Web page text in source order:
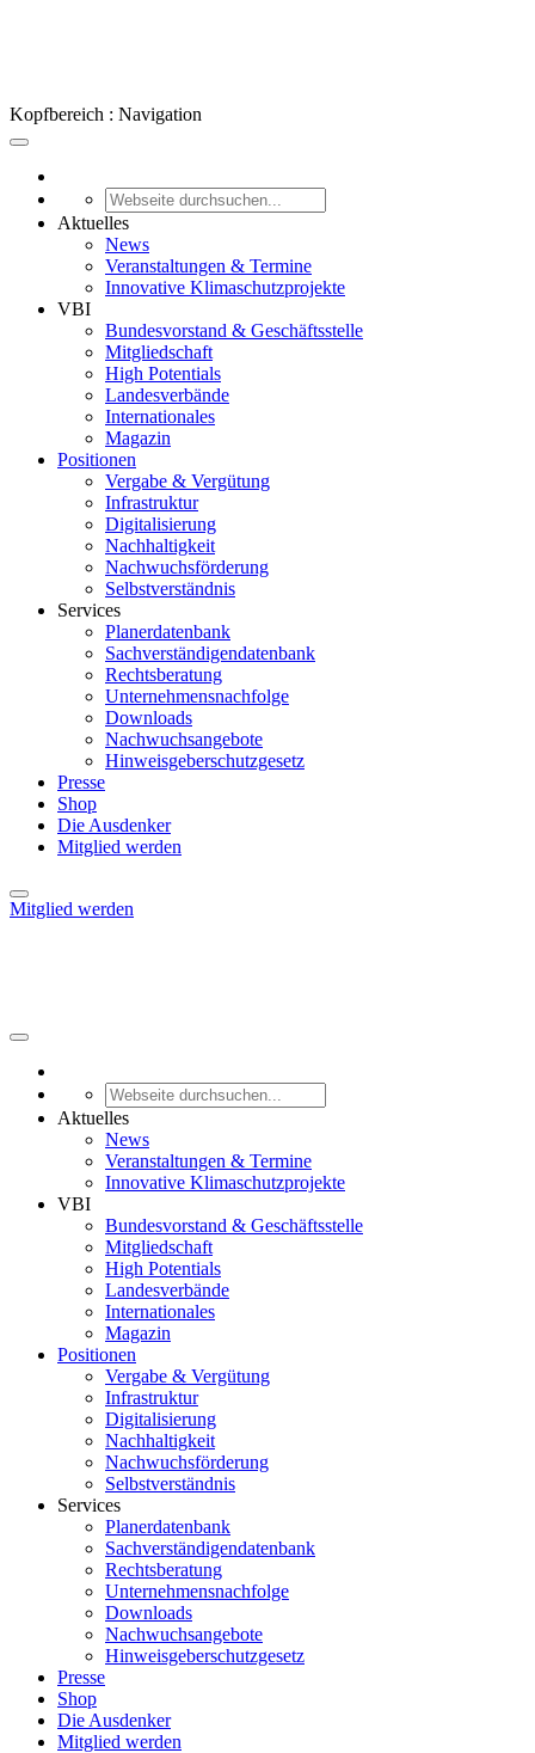
Kopfbereich : Navigation
Aktuelles
News
Veranstaltungen & Termine
Innovative Klimaschutzprojekte
VBI
Bundesvorstand & Geschäftsstelle
Mitgliedschaft
High Potentials
Landesverbände
Internationales
Magazin
Positionen
Vergabe & Vergütung
Infrastruktur
Digitalisierung
Nachhaltigkeit
Nachwuchsförderung
Selbstverständnis
Services
Planerdatenbank
Sachverständigendatenbank
Rechtsberatung
Unternehmensnachfolge
Downloads
Nachwuchsangebote
Hinweisgeberschutzgesetz
Presse
Shop
Die Ausdenker
Mitglied werden
Mitglied werden
Aktuelles
News
Veranstaltungen & Termine
Innovative Klimaschutzprojekte
VBI
Bundesvorstand & Geschäftsstelle
Mitgliedschaft
High Potentials
Landesverbände
Internationales
Magazin
Positionen
Vergabe & Vergütung
Infrastruktur
Digitalisierung
Nachhaltigkeit
Nachwuchsförderung
Selbstverständnis
Services
Planerdatenbank
Sachverständigendatenbank
Rechtsberatung
Unternehmensnachfolge
Downloads
Nachwuchsangebote
Hinweisgeberschutzgesetz
Presse
Shop
Die Ausdenker
Mitglied werden